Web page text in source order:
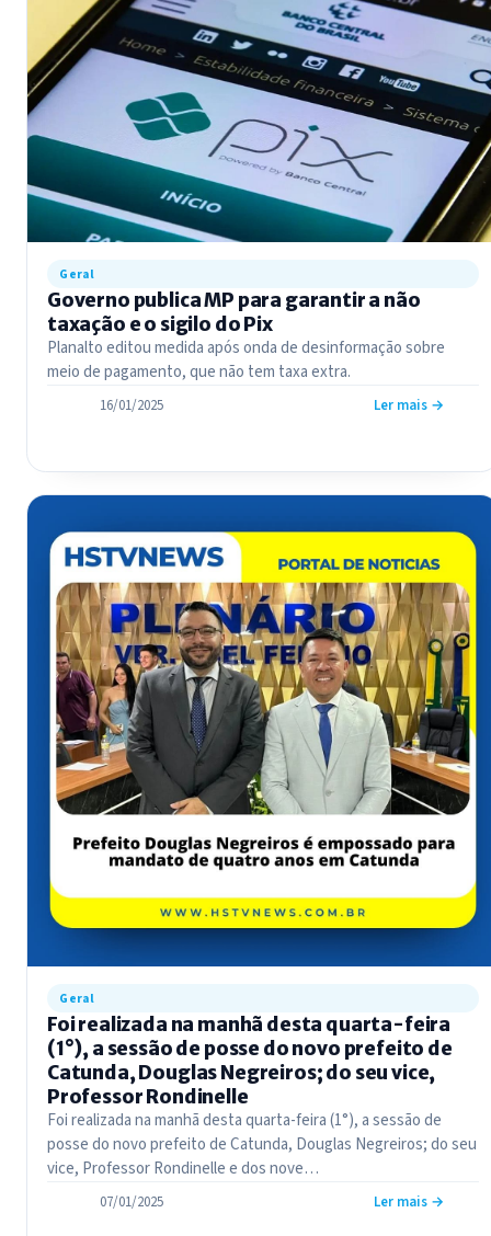
Geral
Governo publica MP para garantir a não
taxação e o sigilo do Pix
Planalto editou medida após onda de desinformação sobre
meio de pagamento, que não tem taxa extra.
16/01/2025 Ler mais →
Geral
Foi realizada na manhã desta quarta-feira
(1°), a sessão de posse do novo prefeito de
Catunda, Douglas Negreiros; do seu vice,
Professor Rondinelle
Foi realizada na manhã desta quarta-feira (1°), a sessão de
posse do novo prefeito de Catunda, Douglas Negreiros; do seu
vice, Professor Rondinelle e dos nove…
07/01/2025 Ler mais →